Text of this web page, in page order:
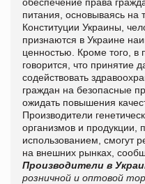
питания, основываясь на
Конституции Украины,
признаются в Украине
ценностью. Кроме того, в
говорится, что принятие
содействовать
граждан на безопасные
ожидать повышения
Производители
организмов и продукции,
использованием, смогут
на внешних рынках,
Производители в
розничной и оптовой